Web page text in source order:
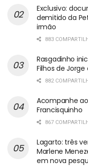
Exclusivo:
demitido da
irmão
883
Rasgadinho
Filhos de
882
Acompanhe
Francisquinho
867
Lagarto: três
Marlene
em nova